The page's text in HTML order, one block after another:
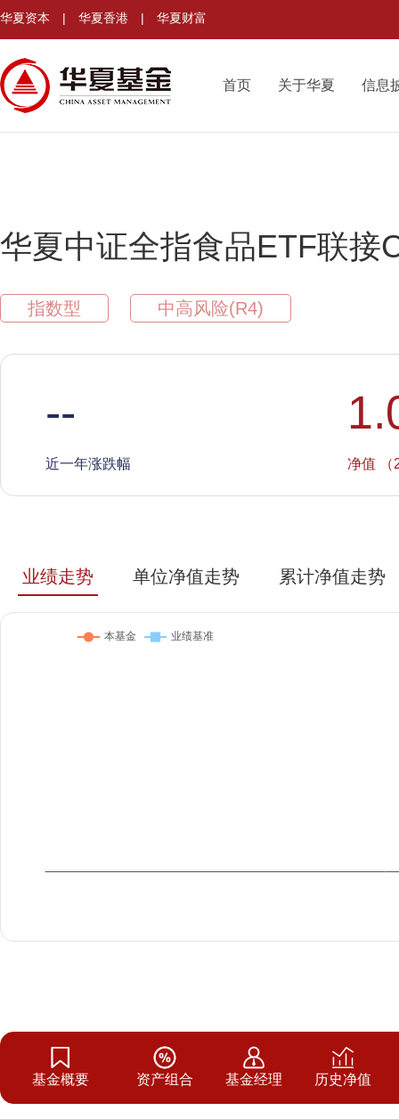
华夏资本 | 华夏香港 | 华夏财富
首页 关于华夏 信息
华夏中证全指食品ETF联接
指数型 中高风险(R4)
--
近一年涨跌幅 净值 （
业绩走势 单位净值走势 累计净值走势
基金概要 资产组合 基金经理 历史净值